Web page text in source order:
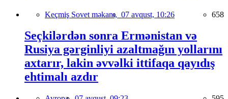
Keçmiş Sovet məkanı, 07 avqust, 10:26 658
Seçkilərdən sonra Ermənistan və
Rusiya gərginliyi azaltmağın yollarını
axtarır, lakin əvvəlki ittifaqa qayıdış
ehtimalı azdır